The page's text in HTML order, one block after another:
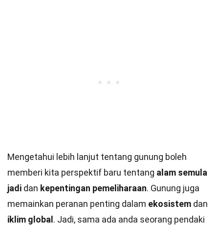
Mengetahui lebih lanjut tentang gunung boleh
memberi kita perspektif baru tentang alam semula
jadi dan kepentingan pemeliharaan. Gunung juga
memainkan peranan penting dalam ekosistem dan
iklim global . Jadi, sama ada anda seorang pendaki